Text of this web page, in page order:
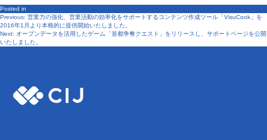
Posted in
Previous: 営業力の強化、営業活動の効率化をサポートするコンテンツ作成ツール「VisuCook」を
2016年1月より本格的に提供開始いたしました。
Next: オープンデータを活用したゲーム「首都争奪クエスト」をリリースし、サポートページを公開
いたしました。